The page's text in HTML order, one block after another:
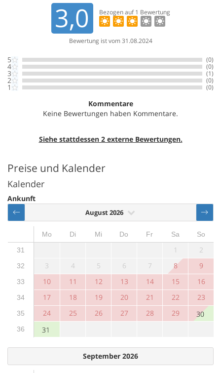
3,0 Bezogen auf1 Bewertung
Bewertung ist vom 31.08.2024
5 (0)
4 (0)
3 (1)
2 (0)
1 (0)
Kommentare
Keine Bewertungen haben Kommentare.
Siehe stattdessen 2 externe Bewertungen.
Preise und Kalender
Kalender
Ankunft
August 2026
Mo Di Mi Do Fr Sa
So
31
1 2
32 3 4 5 6 7 8 9
33 10 11 12 13 14 15 16
34 17 18 19 20 21 22 23
35 24 25 26 27 28 29 30
36 31
September 2026